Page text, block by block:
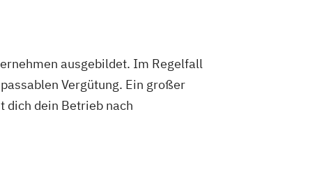
ausgebildet. Im Regelfall
Vergütung. Ein großer
dich dein Betrieb nach